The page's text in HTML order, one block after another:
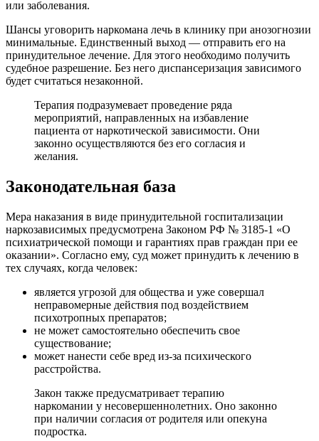
или заболевания.
Шансы уговорить наркомана лечь в клинику при анозогнозии
минимальные. Единственный выход — отправить его на
принудительное лечение. Для этого необходимо получить
судебное разрешение. Без него диспансеризация зависимого
будет считаться незаконной.
Терапия подразумевает проведение ряда
мероприятий, направленных на избавление
пациента от наркотической зависимости. Они
законно осуществляются без его согласия и
желания.
Законодательная база
Мера наказания в виде принудительной госпитализации
наркозависимых предусмотрена Законом РФ № 3185-1 «О
психиатрической помощи и гарантиях прав граждан при ее
оказании». Согласно ему, суд может принудить к лечению в
тех случаях, когда человек:
является угрозой для общества и уже совершал
неправомерные действия под воздействием
психотропных препаратов;
не может самостоятельно обеспечить свое
существование;
может нанести себе вред из-за психического
расстройства.
Закон также предусматривает терапию
наркомании у несовершеннолетних. Оно законно
при наличии согласия от родителя или опекуна
подростка.